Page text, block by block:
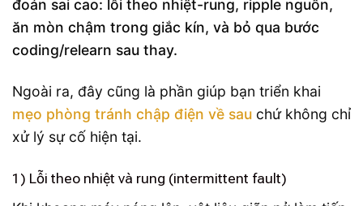
đoán sai cao: lỗi theo nhiệt-rung, ripple nguồn,
ăn mòn chậm trong giắc kín, và bỏ qua bước
coding/relearn sau thay.
Ngoài ra, đây cũng là phần giúp bạn triển khai
mẹo phòng tránh chập điện về sau chứ không chỉ
xử lý sự cố hiện tại.
1) Lỗi theo nhiệt và rung (intermittent fault)